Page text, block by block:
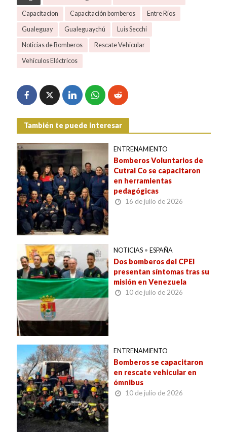
Capacitacion Capacitación bomberos Entre Ríos
Gualeguay Gualeguaychú Luis Secchi
Noticias de Bomberos Rescate Vehicular
Vehículos Eléctricos
También te puede interesar
ENTRENAMIENTO
Bomberos Voluntarios de
Cutral Co se capacitaron
en herramientas
pedagógicas
16 de julio de 2026
NOTICIAS • ESPAÑA
Dos bomberos del CPEI
presentan síntomas tras su
misión en Venezuela
10 de julio de 2026
ENTRENAMIENTO
Bomberos se capacitaron
en rescate vehicular en
ómnibus
10 de julio de 2026